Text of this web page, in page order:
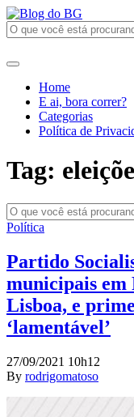
Home
E ai, bora correr?
Categorias
Política de
Tag:
Política
Partido
municipais em
Lisboa, e
‘lamentável’
27/09/2021 10h12
By rodrigomatoso